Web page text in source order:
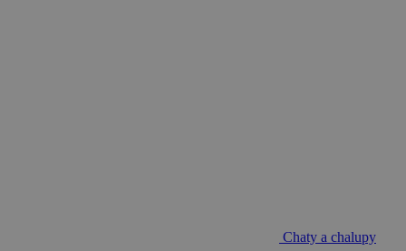
Chaty a chalupy